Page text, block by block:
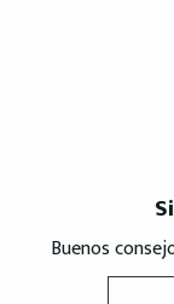
Buenos